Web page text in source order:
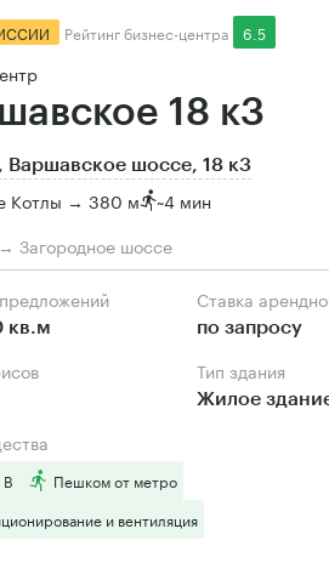
Рейтинг бизнес-центра 6.5
18 к3
Варшавское шоссе, 18 к3
Котлы → 380 м ~4 мин
Загородное шоссе
предложений
кв.м
Ставка
по запросу
Тип здания
Жилое
Пешком от метро
и вентиляция